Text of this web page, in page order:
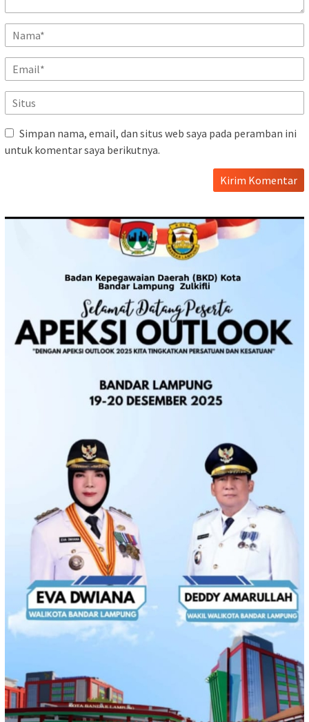
Simpan nama, email, dan situs web saya pada peramban ini
untuk komentar saya berikutnya.